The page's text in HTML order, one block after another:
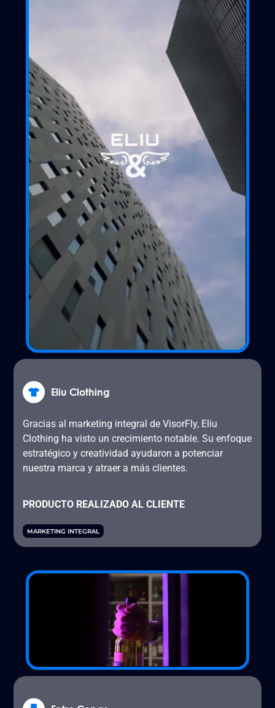
Eliu Clothing
Gracias al marketing integral de VisorFly, Eliu
Clothing ha visto un crecimiento notable. Su enfoque
estratégico y creatividad ayudaron a potenciar
nuestra marca y atraer a más clientes.
PRODUCTO REALIZADO AL CLIENTE
MARKETING INTEGRAL